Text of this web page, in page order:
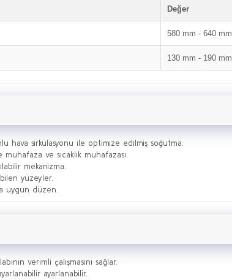
Değer
580 mm - 640 mm
130 mm - 190 mm
hava sirkülasyonu ile optimize edilmiş soğutma.
ve sıcaklık muhafazası.
mekanizma.
yüzeyler.
uygun düzen.
verimli çalışmasını sağlar.
ayarlanabilir.